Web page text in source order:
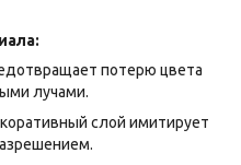
потерю цвета
лучами.
слой имитирует